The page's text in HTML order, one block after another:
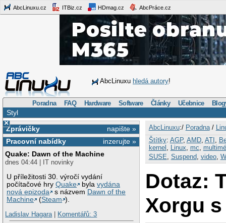
AbcLinuxu.cz ITBiz.cz HDmag.cz AbcPráce.cz
AbcLinuxu hledá autory!
Poradna FAQ Hardware Software Články Učebnice
Styl
×
napište »
Zprávičky
inzerujte »
Pracovní nabídky
Quake: Dawn of the Machine
dnes 04:44 | IT novinky
U příležitosti 30. výročí vydání
počítačové hryQuake bylavydána
nová epizoda
s názvem Dawn of the
Machine
(Steam ).
Ladislav Hagara| Komentářů: 3
AbcLinuxu:/ Poradna/
Štítky: AGP, AMD, ATI
kernel
Linux mc
SUSE Suspend, video,
Dotaz:
Xorgu